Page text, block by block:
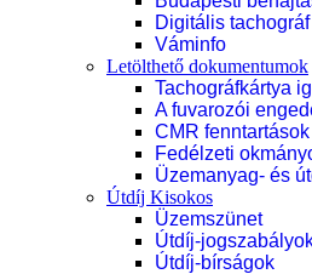
Digitális tachográf
Váminfo
Letölthető dokumentumok
Tachográfkártya
A fuvarozói
CMR
Fedélzeti
Üzemanyag- és
Útdíj Kisokos
Üzemszünet
Útdíj-
Útdíj-bírságok